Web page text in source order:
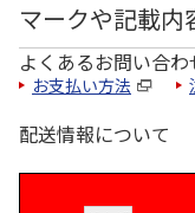
マークや記載内
よくあるお問い合わ
お支払い方法
配送情報について